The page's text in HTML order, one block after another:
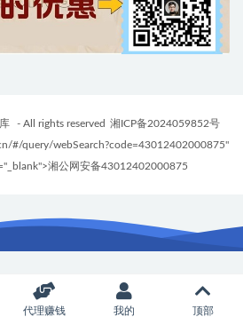
- All rights reserved 湘ICP备2024059852号
#/query/webSearch?code=43012402000875"
湘公网安备43012402000875
代理赚钱 我的 顶部